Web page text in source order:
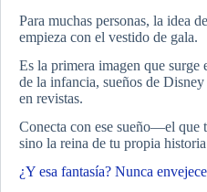
Para muchas personas, la idea
empieza con el vestido de gala.
Es la primera imagen que surge
de la infancia, sueños de
en revistas.
Conecta con ese sueño—el que
sino la reina de tu propia
¿Y esa fantasía? Nunca